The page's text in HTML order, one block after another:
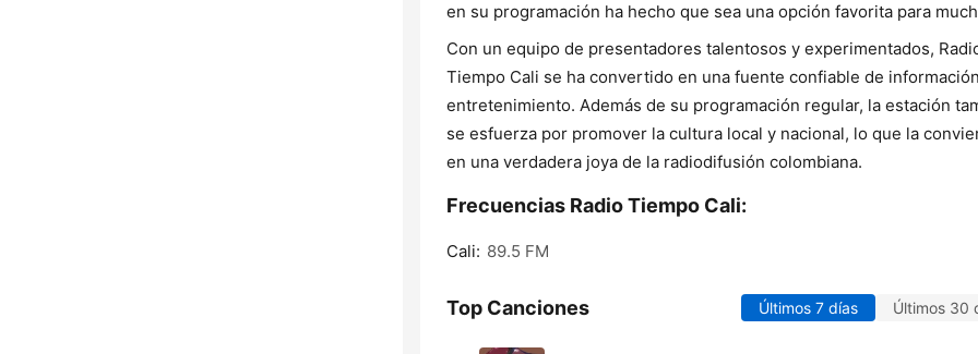
en su programación ha hecho que sea una opción favorita para
Con un equipo de presentadores talentosos y experimentados,
Tiempo Cali se ha convertido en una fuente confiable de
entretenimiento. Además de su programación regular, la estación
se esfuerza por promover la cultura local y nacional, lo que la
en una verdadera joya de la radiodifusión colombiana.
Frecuencias Radio Tiempo Cali:
Cali: 89.5 FM
Top Canciones Últimos 7 días Últimos 30